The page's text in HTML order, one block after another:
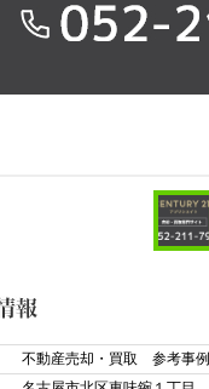
不動産売却・買取 参考事例